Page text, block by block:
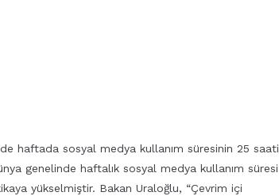
haftada sosyal medya kullanım süresinin 25 saati
genelinde haftalık sosyal medya kullanım süresi
yükselmiştir. Bakan Uraloğlu, “Çevrim içi